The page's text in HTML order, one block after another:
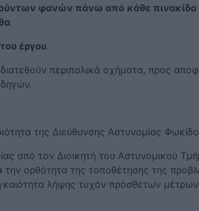
φανών πάνω από κάθε πινακίδα
έργου.
περιπολικά οχήματα, προς
της Διεύθυνσης Αστυνομίας
από τον Διοικητή του Αστυνομικού
ορθότητα της τοποθέτησης της
λήψης τυχόν πρόσθετων